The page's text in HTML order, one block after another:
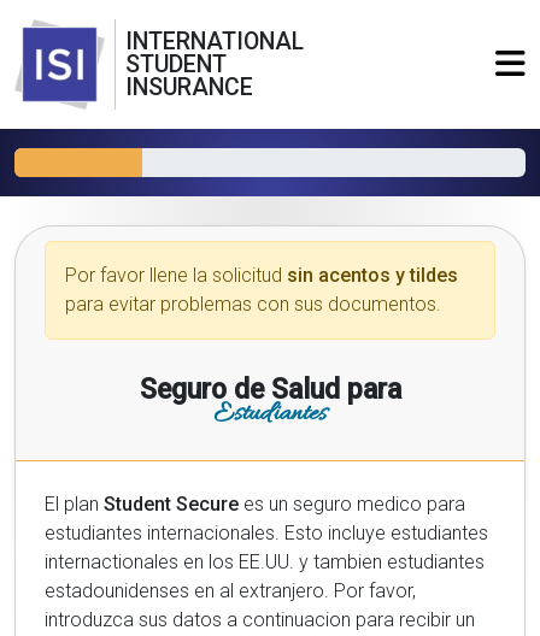
INTERNATIONAL
STUDENT
INSURANCE
Por favor llene la solicitud sin acentos y tildes
para evitar problemas con sus documentos.
Seguro de Salud para
Estudiantes
El plan Student Secure es un seguro medico para
estudiantes internacionales. Esto incluye estudiantes
internactionales en los EE.UU. y tambien estudiantes
estadounidenses en al extranjero. Por favor,
introduzca sus datos a continuacion para recibir un